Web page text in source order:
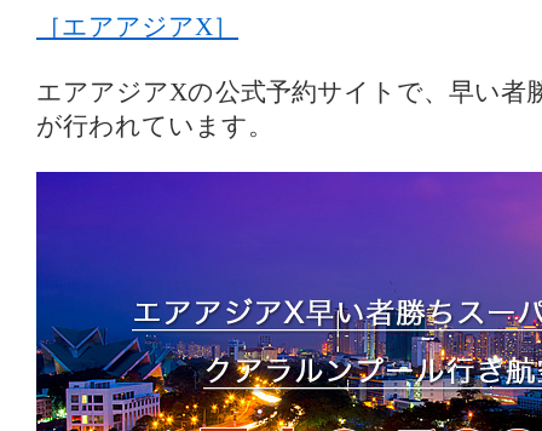
［エアアジアX］
エアアジアXの公式予約サイトで、早い者
が行われています。